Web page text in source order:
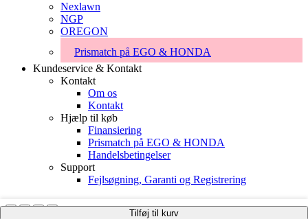
Tilføj til kurv
Nexlawn
NGP
OREGON
Prismatch på EGO & HONDA
Kundeservice & Kontakt
Kontakt
Om os
Kontakt
Hjælp til køb
Finansiering
Prismatch på EGO & HONDA
Handelsbetingelser
Support
Fejlsøgning, Garanti og Registrering